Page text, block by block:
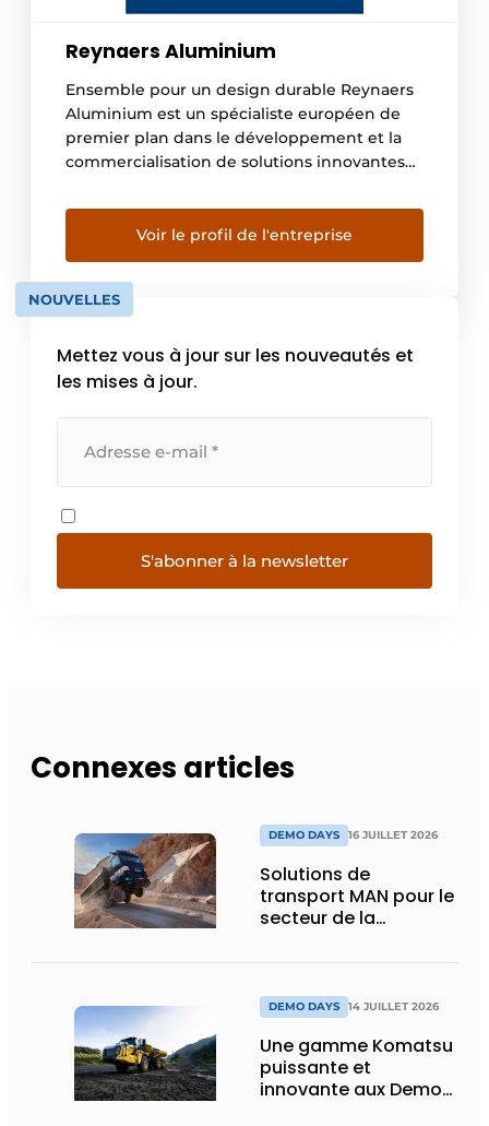
Reynaers Aluminium
Ensemble pour un design durable Reynaers
Aluminium est un spécialiste européen de
premier plan dans le développement et la
commercialisation de solutions innovantes
utilisées pour la construction de fenêtres,
portes, murs-rideaux, portes coulissantes,
protections solaires et vérandas. Reynaers
Aluminium place l’efficacité énergétique et
la responsabilité environnementale au cœur
Voir le profil de l'entreprise
NOUVELLES
Mettez vous à jour sur les nouveautés et
les mises à jour.
S'abonner à la newsletter
Connexes articles
DEMO DAYS 16 JUILLET 2026
Solutions de
transport MAN pour le
secteur de la
DEMO DAYS 14 JUILLET 2026
Une gamme Komatsu
puissante et
innovante aux Demo